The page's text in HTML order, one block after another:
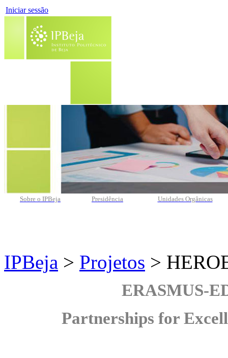
Iniciar sessão
Sobre o IPBeja Presidência Unidades Orgânicas
IPBeja > Projetos >
ERASMUS-
Partnerships for